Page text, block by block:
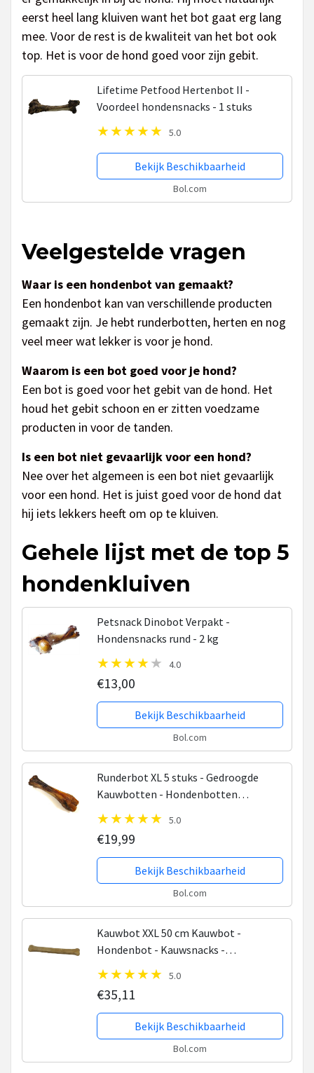
eerst heel lang kluiven want het bot gaat erg lang
mee. Voor de rest is de kwaliteit van het bot ook
top. Het is voor de hond goed voor zijn gebit.
Lifetime Petfood Hertenbot II -
Voordeel hondensnacks - 1 stuks
5.0
Bekijk Beschikbaarheid
Bol.com
Veelgestelde vragen
Waar is een hondenbot van gemaakt?
Een hondenbot kan van verschillende producten
gemaakt zijn. Je hebt runderbotten, herten en nog
veel meer wat lekker is voor je hond.
Waarom is een bot goed voor je hond?
Een bot is goed voor het gebit van de hond. Het
houd het gebit schoon en er zitten voedzame
producten in voor de tanden.
Is een bot niet gevaarlijk voor een hond?
Nee over het algemeen is een bot niet gevaarlijk
voor een hond. Het is juist goed voor de hond dat
hij iets lekkers heeft om op te kluiven.
Gehele lijst met de top 5
hondenkluiven
Petsnack Dinobot Verpakt -
Hondensnacks rund - 2 kg
4.0
€13,00
Bekijk Beschikbaarheid
Bol.com
Runderbot XL 5 stuks - Gedroogde
Kauwbotten - Hondenbotten
Hondensnacks van de snackmeester
100% natuurlijk natural naturel
5.0
€19,99
Bekijk Beschikbaarheid
Bol.com
Kauwbot XXL 50 cm Kauwbot -
Hondenbot - Kauwsnacks -
Hondensnacks - Gedroogd
5.0
€35,11
Bekijk Beschikbaarheid
Bol.com